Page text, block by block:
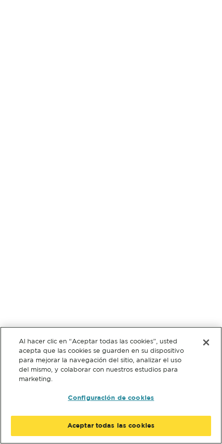
Al hacer clic en “Aceptar todas las cookies”, usted
acepta que las cookies se guarden en su dispositivo
para mejorar la navegación del sitio, analizar el uso
del mismo, y colaborar con nuestros estudios para
marketing.
Configuración de cookies
Aceptar todas las cookies